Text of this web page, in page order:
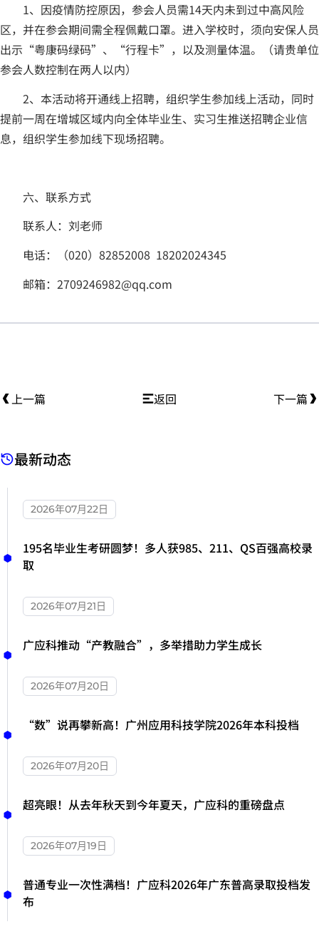
1、因疫情防控原因，参会人员需14天内未到过中高风险
区，并在参会期间需全程佩戴口罩。进入学校时，须向安保人员
出示“粤康码绿码”、“行程卡”，以及测量体温。（请贵单位
参会人数控制在两人以内）
2、本活动将开通线上招聘，组织学生参加线上活动，同时
提前一周在增城区域内向全体毕业生、实习生推送招聘企业信
息，组织学生参加线下现场招聘。
六、联系方式
联系人：刘老师
电话：（020）82852008 18202024345
邮箱：2709246982@qq.com
上一篇 返回 下一篇
最新动态
2026年07月22日
195名毕业生考研圆梦！多人获985、211、QS百强高校录
取
2026年07月21日
广应科推动“产教融合”，多举措助力学生成长
2026年07月20日
“数”说再攀新高！广州应用科技学院2026年本科投档
2026年07月20日
超亮眼！从去年秋天到今年夏天，广应科的重磅盘点
2026年07月19日
普通专业一次性满档！广应科2026年广东普高录取投档发
布